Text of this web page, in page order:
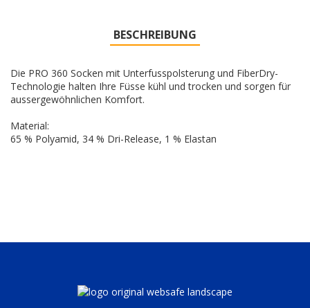
BESCHREIBUNG
Die PRO 360 Socken mit Unterfusspolsterung und FiberDry-
Technologie halten Ihre Füsse kühl und trocken und sorgen für
aussergewöhnlichen Komfort.
Material:
65 % Polyamid, 34 % Dri-Release, 1 % Elastan